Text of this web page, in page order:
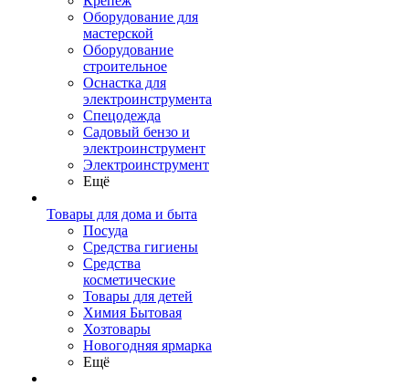
Оборудование для
мастерской
Оборудование
строительное
Оснастка для
электроинструмента
Спецодежда
Садовый бензо и
электроинструмент
Электроинструмент
Ещё
Товары для дома и быта
Посуда
Средства гигиены
Средства
косметические
Товары для детей
Химия Бытовая
Хозтовары
Новогодняя ярмарка
Ещё